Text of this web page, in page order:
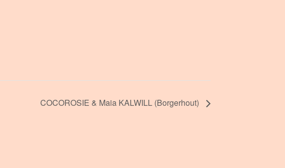
COCOROSIE & Maia KALWILL (Borgerhout)